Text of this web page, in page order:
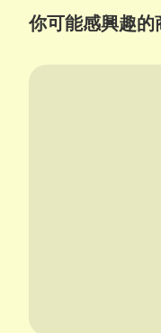
你可能感興趣的